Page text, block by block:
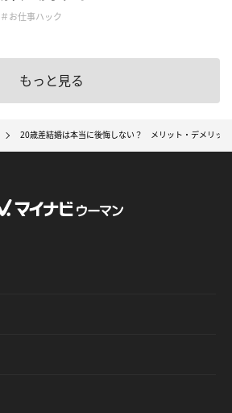
＃お仕事ハック
もっと見る
20歳差結婚は本当に後悔しない？ メリット・デメリッ